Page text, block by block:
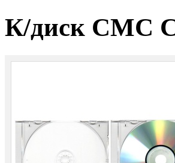
К/диск CMC